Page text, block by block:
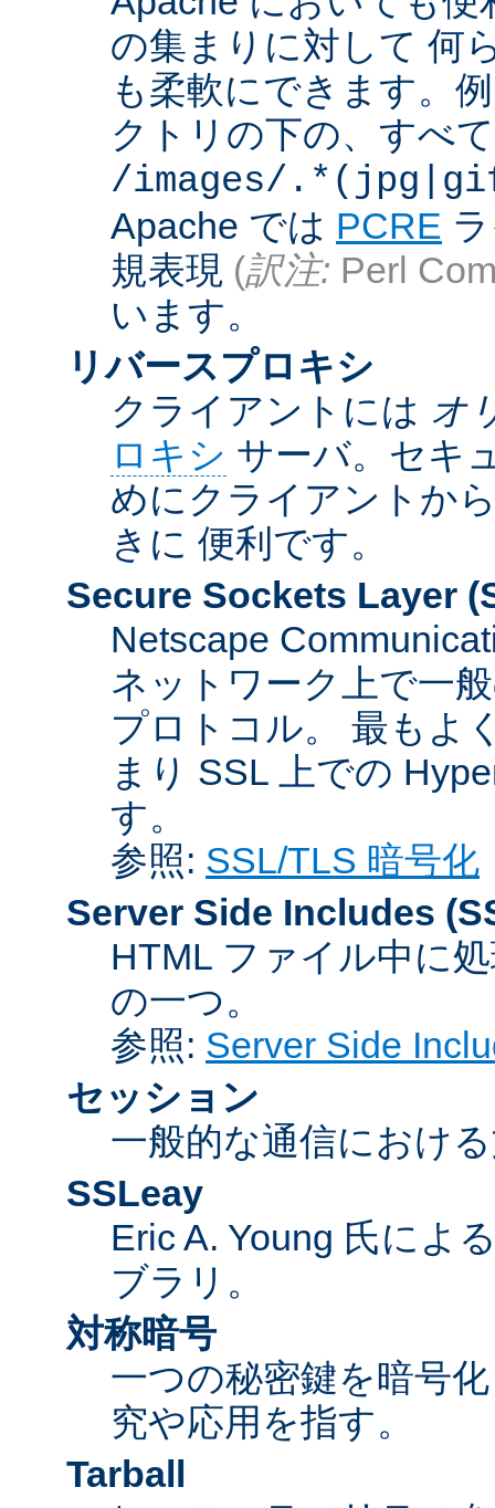
の集まりに対して 何
も柔軟にできます。
クトリの下の、すべ
/images/
Apache では PCRE
規表現 (訳注: Perl
います。
リバースプロキシ
クライアントには オ
ロキシ サーバ。セキ
めにクライアントか
きに 便利です。
Secure Sockets Layer
Netscape
ネットワーク上で一
プロトコル。 最もよ
まり SSL 上での
す。
参照: SSL/TLS 暗号化
Server Side Includes
HTML ファイル中に
の一つ。
参照: Server Side
セッション
一般的な通信におけ
SSLeay
Eric A. Young 氏によ
ブラリ。
対称暗号
一つの秘密鍵を暗号
究や応用を指す。
Tarball